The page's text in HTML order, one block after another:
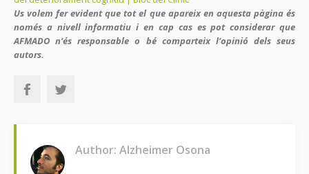
Us volem fer evident que tot el que apareix en aquesta pàgina és
només a nivell informatiu i en cap cas es pot considerar que
AFMADO n’és responsable o bé comparteix l’opinió dels seus
autors.
Author: Alzheimer Osona